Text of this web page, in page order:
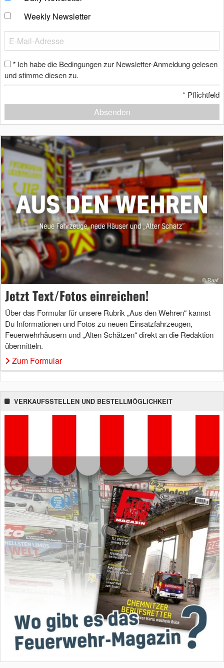
Weekly Newsletter
* Ich habe die Bedingungen zur Newsletter-Anmeldung gelesen
und stimme diesen zu.
* Pflichtfeld
Absenden
Jetzt Text/Fotos einreichen!
Über das Formular für unsere Rubrik „Aus den Wehren“ kannst
Du Informationen und Fotos zu neuen Einsatzfahrzeugen,
Feuerwehrhäusern und „Alten Schätzen“ direkt an die Redaktion
übermitteln.
Zum Formular
VERKAUFSSTELLEN UND BESTELLMÖGLICHKEIT